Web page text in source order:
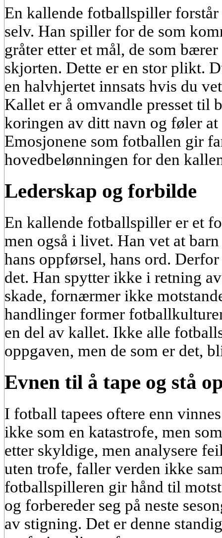
En kallende fotballspiller
selv. Han spiller for de som
gråter etter et mål, de som
skjorten. Dette er en stor plikt.
en halvhjertet innsats hvis du
Kallet er å omvandle presset til
koringen av ditt navn og føler
Emosjonene som fotballen gir
hovedbelønningen for den
Lederskap og forbilde
En kallende fotballspiller er et
men også i livet. Han vet at
hans oppførsel, hans ord.
det. Han spytter ikke i retning
skade, fornærmer ikke
handlinger former
en del av kallet. Ikke alle
oppgaven, men de som er det,
Evnen til å tape og stå
I fotball tapees oftere enn
ikke som en katastrofe, men
etter skyldige, men analysere
uten trofe, faller verden ikke
fotballspilleren gir hånd til
og forbereder seg på neste
av stigning. Det er denne